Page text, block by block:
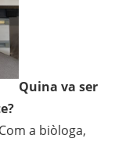
Quina va ser
a biòloga,